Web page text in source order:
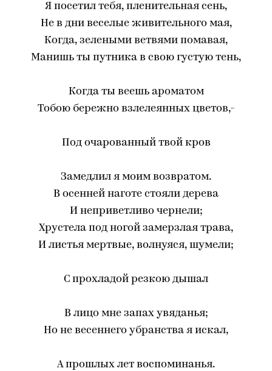
Я посетил тебя, пленительная сень,
Не в дни веселые живительного мая,
Когда, зелеными ветвями помавая,
Манишь ты путника в свою густую тень,
Когда ты веешь ароматом
Тобою бережно взлелеянных цветов,-
Под очарованный твой кров
Замедлил я моим возвратом.
В осенней наготе стояли дерева
И неприветливо чернели;
Хрустела под ногой замерзлая трава,
И листья мертвые, волнуяся, шумели;
С прохладой резкою дышал
В лицо мне запах увяданья;
Но не весеннего убранства я искал,
А прошлых лет воспоминанья.